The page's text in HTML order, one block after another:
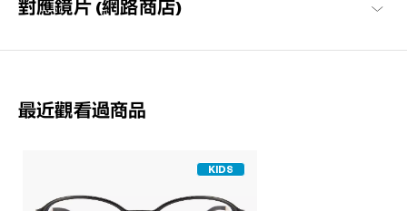
對應鏡片 (網路商店)
最近觀看過商品
KIDS